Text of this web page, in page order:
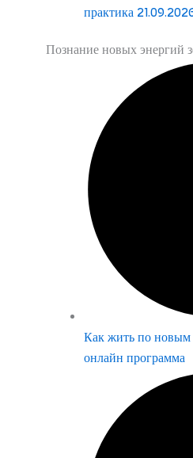
практика
Познание новых энергий
Как жить по новым
онлайн программа